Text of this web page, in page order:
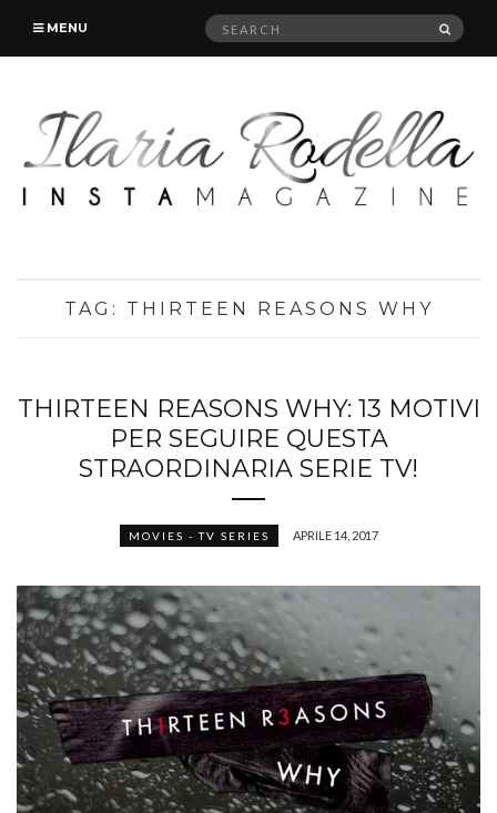
MENU
Search
TAG: THIRTEEN REASONS WHY
THIRTEEN REASONS WHY: 13 MOTIVI
PER SEGUIRE QUESTA
STRAORDINARIA SERIE TV!
MOVIES - TV SERIES APRILE 14, 2017